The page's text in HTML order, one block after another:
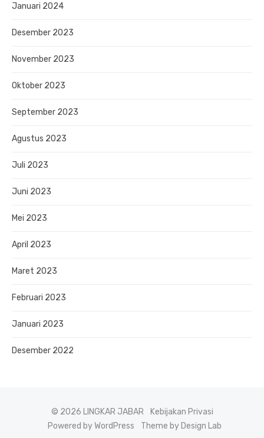
Januari 2024
Desember 2023
November 2023
Oktober 2023
September 2023
Agustus 2023
Juli 2023
Juni 2023
Mei 2023
April 2023
Maret 2023
Februari 2023
Januari 2023
Desember 2022
© 2026 LINGKAR JABAR
Kebijakan Privasi
Powered by WordPress
Theme by Design Lab